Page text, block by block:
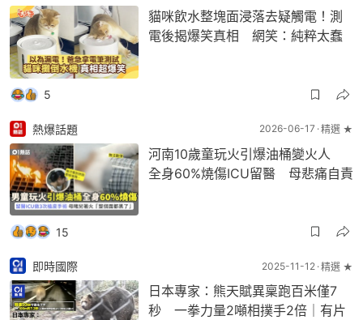
貓咪飲水整塊面浸落去疑觸電！測
電後揭爆笑真相 網笑：純粹太蠢
5
熱爆話題 2026-06-17 精選 ★
河南10歲童玩火引爆油桶變火人
全身60%燒傷ICU留醫 母悲痛自責
15
即時國際 2025-11-12 精選 ★
日本專家：熊天賦異稟跑百米僅7
秒 一拳力量2噸相撲手2倍｜有片